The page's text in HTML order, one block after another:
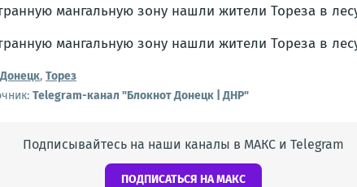
Донецк, Торез
Telegram-канал "Блокнот Донецк | ДНР"
Подписывайтесь на наши каналы в МАКС и Telegram
ПОДПИСАТЬСЯ НА МАКС